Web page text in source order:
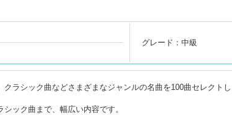
グレード：中級
ラシック曲などさまざまなジャンルの名曲を100曲セレクト
ック曲まで、幅広い内容です。